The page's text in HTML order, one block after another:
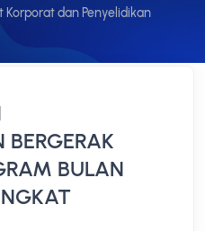
Korporat dan Penyelidikan
BERGERAK
BULAN